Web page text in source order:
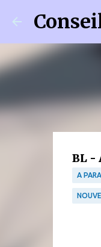
BL -
A